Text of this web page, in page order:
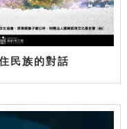
民族的對話